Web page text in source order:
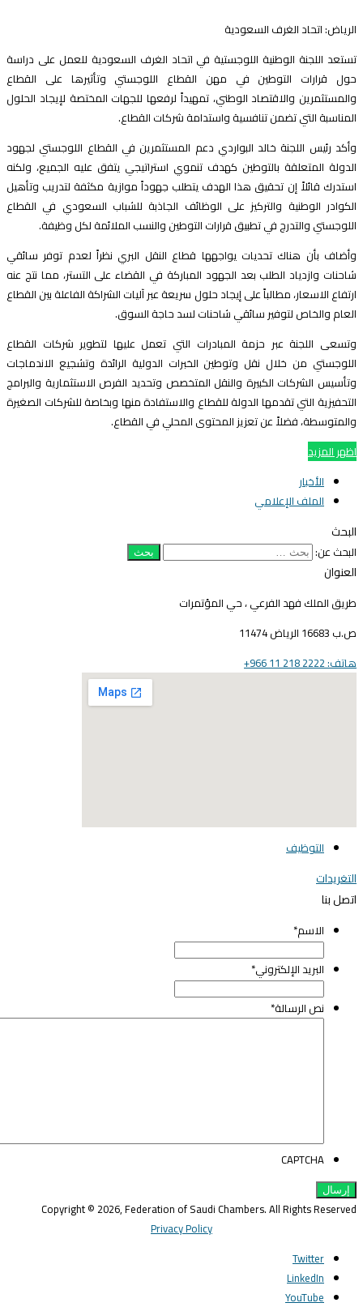
اتحاد الغرف السعودية
اللجنة الوطنية اللوجستية في اتحاد الغرف السعودية للعمل على دراسة
قرارات التوطين في مهن القطاع اللوجستي وتأثيرها على القطاع
والاقتصاد الوطني، تمهيداً لرفعها للجهات المختصة لإيجاد الحلول
التي تضمن تنافسية واستدامة شركات القطاع.
رئيس اللجنة خالد البواردي دعم المستثمرين في القطاع اللوجستي لجهود
المتعلقة بالتوطين كهدف تنموي استراتيجي يتفق عليه الجميع، ولكنه
قائلاً إن تحقيق هذا الهدف يتطلب جهوداً موازية مكثفة لتدريب وتأهيل
الوطنية والتركيز على الوظائف الجاذبة للشباب السعودي في القطاع
والتدرج في تطبيق قرارات التوطين والنسب الملائمة لكل وظيفة.
بأن هناك تحديات يواجهها قطاع النقل البري نظراً لعدم توفر سائقي
وازدياد الطلب بعد الجهود المباركة في القضاء على التستر، مما نتج عنه
الاسعار، مطالباً على إيجاد حلول سريعة عبر آليات الشراكة الفاعلة بين القطاع
والخاص لتوفير سائقي شاحنات لسد حاجة السوق.
اللجنة عبر حزمة المبادرات التي تعمل عليها لتطوير شركات القطاع
من خلال نقل وتوطين الخبرات الدولية الرائدة وتشجيع الاندماجات
الشركات الكبيرة والنقل المتخصص وتحديد الفرص الاستثمارية والبرامج
التي تقدمها الدولة للقطاع والاستفادة منها وبخاصة للشركات الصغيرة
فضلاً عن تعزيز المحتوى المحلي في القطاع.
المزيد
الأخبار
الملف الإعلامي
عن:
الملك فهد الفرعي ، حي المؤتمرات
الرياض 11474
2222 218 11 966+
elegant media icon
التوظيف
بنا
الاسم*
البريد الإلكتروني*
نص الرسالة*
CAPTCHA
Copyright © 2026, Federation of Saudi Chambers. All Rights
Privacy Policy
Twitter
LinkedIn
YouTube